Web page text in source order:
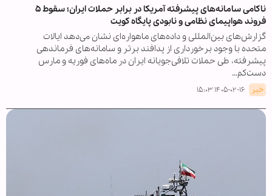
ناکامی سامانه‌های پیشرفته آمریکا در برابر حملات ایران؛ سقوط ۵
فروند هواپیمای نظامی و نابودی پایگاه کویت
گزارش‌های بین‌المللی و داده‌های ماهواره‌ای نشان می‌دهد ایالات
متحده با وجود برخورداری از پدافند برتر و سامانه‌های فرماندهی
پیشرفته، طی حملات تلافی‌جویانه ایران در ماه‌های فوریه و مارس
دست‌کم…
خبر ۱۴۰۵-۰۲-۱۶ ۱۵:۰۳